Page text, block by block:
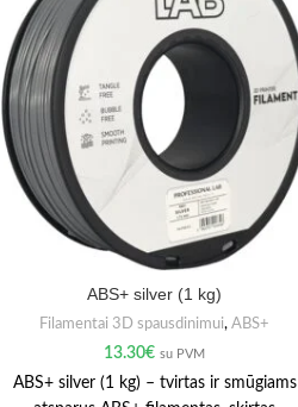
ABS+ silver (1 kg)
Filamentai 3D spausdinimui, ABS+
13.30€ su PVM
ABS+ silver (1 kg) – tvirtas ir smūgiams